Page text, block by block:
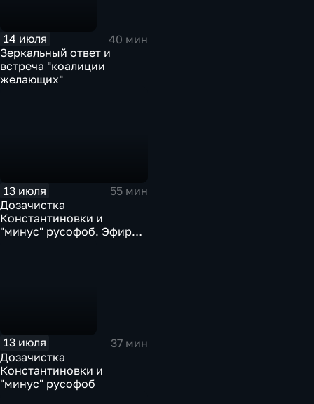
14 июля
40 мин
Зеркальный ответ и
встреча "коалиции
желающих"
13 июля
55 мин
Дозачистка
Константиновки и
"минус" русофоб. Эфир
13 июля
37 мин
Дозачистка
Константиновки и
"минус" русофоб